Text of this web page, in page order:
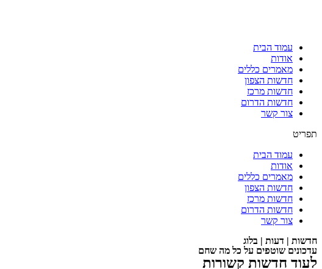
עמוד הבית
אודות
מאמרים כללים
חדשות הצפון
חדשות מרכז
חדשות הדרום
צור קשר
תפריט
עמוד הבית
אודות
מאמרים כללים
חדשות הצפון
חדשות מרכז
חדשות הדרום
צור קשר
חדשות | דעות | בלוג
עדכונים שוטפים על כל מה שחם
לעוד חדשות קשורות